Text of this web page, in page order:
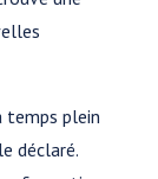
temps plein
déclaré.